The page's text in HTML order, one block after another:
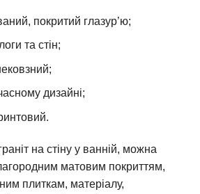
покритий глазур’ю;
та стін;
дизайні;
на стіну у ванній, можна
матовим покриттям,
плиткам, матеріалу,